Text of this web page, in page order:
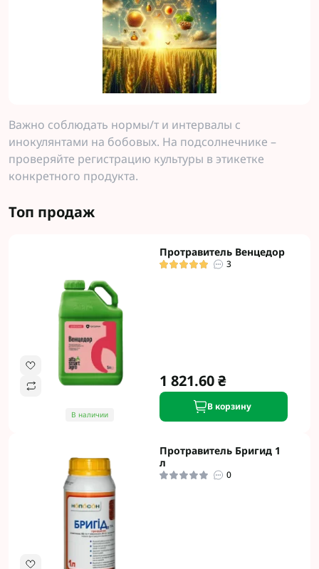
Важно соблюдать нормы/т и интервалы с
инокулянтами на бобовых. На подсолнечнике –
проверяйте регистрацию культуры в этикетке
конкретного продукта.
Топ продаж
В наличии
Протравитель Венцедор
3
1 821.60 ₴
В корзину
Протравитель Бригид 1
л
0